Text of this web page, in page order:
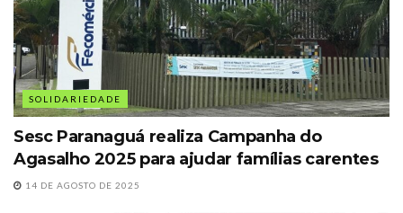
SOLIDARIEDADE
Sesc Paranaguá realiza Campanha do
Agasalho 2025 para ajudar famílias carentes
14 DE AGOSTO DE 2025